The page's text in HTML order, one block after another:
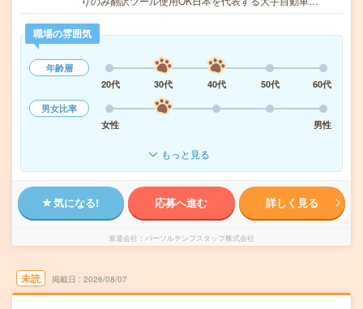
職場の雰囲気
年齢層
20代
30代 40代 50代
60代
男女比率
女性
男性
もっと見る
気になる! 応募へ進む 詳しく見る
派遣会社 パーソルテンプスタッフ株式会社
未読 掲載日 2026/08/07